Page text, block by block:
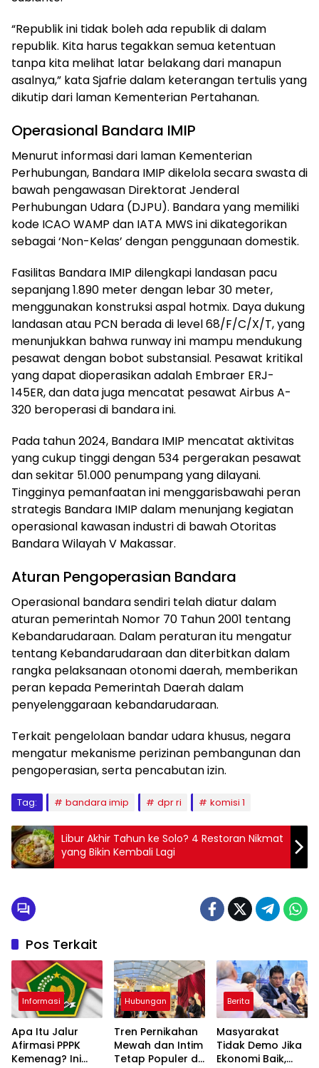
“Republik ini tidak boleh ada republik di dalam
republik. Kita harus tegakkan semua ketentuan
tanpa kita melihat latar belakang dari manapun
asalnya,” kata Sjafrie dalam keterangan tertulis yang
dikutip dari laman Kementerian Pertahanan.
Operasional Bandara IMIP
Menurut informasi dari laman Kementerian
Perhubungan, Bandara IMIP dikelola secara swasta di
bawah pengawasan Direktorat Jenderal
Perhubungan Udara (DJPU). Bandara yang memiliki
kode ICAO WAMP dan IATA MWS ini dikategorikan
sebagai ‘Non-Kelas’ dengan penggunaan domestik.
Fasilitas Bandara IMIP dilengkapi landasan pacu
sepanjang 1.890 meter dengan lebar 30 meter,
menggunakan konstruksi aspal hotmix. Daya dukung
landasan atau PCN berada di level 68/F/C/X/T, yang
menunjukkan bahwa runway ini mampu mendukung
pesawat dengan bobot substansial. Pesawat kritikal
yang dapat dioperasikan adalah Embraer ERJ-
145ER, dan data juga mencatat pesawat Airbus A-
320 beroperasi di bandara ini.
Pada tahun 2024, Bandara IMIP mencatat aktivitas
yang cukup tinggi dengan 534 pergerakan pesawat
dan sekitar 51.000 penumpang yang dilayani.
Tingginya pemanfaatan ini menggarisbawahi peran
strategis Bandara IMIP dalam menunjang kegiatan
operasional kawasan industri di bawah Otoritas
Bandara Wilayah V Makassar.
Aturan Pengoperasian Bandara
Operasional bandara sendiri telah diatur dalam
aturan pemerintah Nomor 70 Tahun 2001 tentang
Kebandarudaraan. Dalam peraturan itu mengatur
tentang Kebandarudaraan dan diterbitkan dalam
rangka pelaksanaan otonomi daerah, memberikan
peran kepada Pemerintah Daerah dalam
penyelenggaraan kebandarudaraan.
Terkait pengelolaan bandar udara khusus, negara
mengatur mekanisme perizinan pembangunan dan
pengoperasian, serta pencabutan izin.
Tag: bandara imip dpr ri komisi 1
Libur Akhir Tahun ke Solo? 4 Restoran Nikmat
yang Bikin Kembali Lagi
Pos Terkait
Informasi
Apa Itu Jalur
Afirmasi PPPK
Kemenag? Ini
Hubungan
Tren Pernikahan
Mewah dan Intim
Tetap Populer di
Berita
Masyarakat
Tidak Demo Jika
Ekonomi Baik,